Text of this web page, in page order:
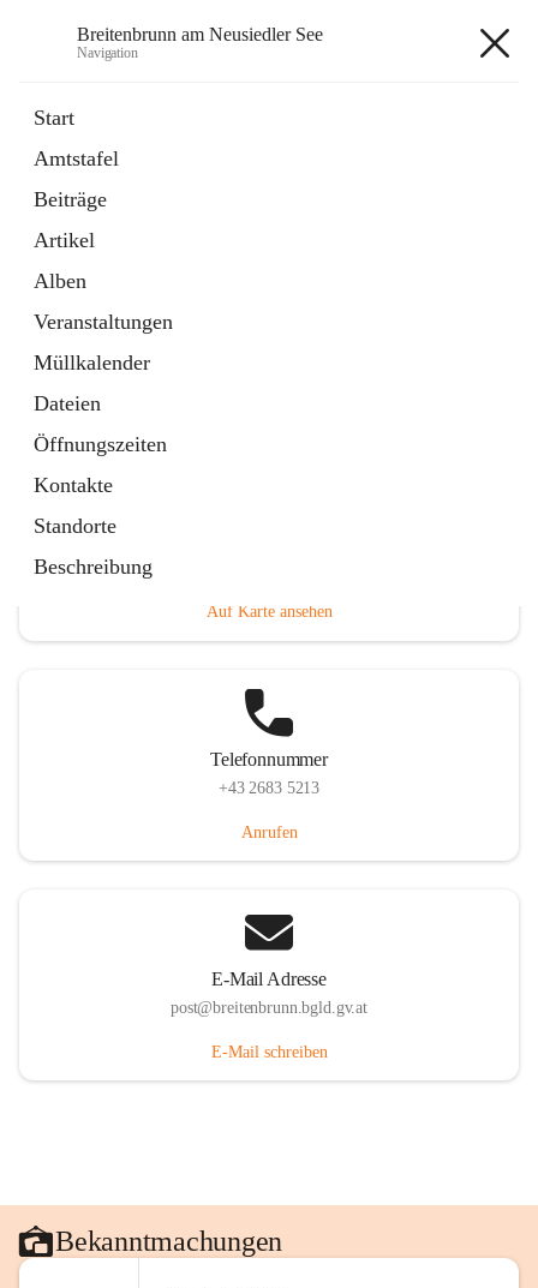
Breitenbrunn am Neusiedler See
Navigation
Start
Amtstafel
Beiträge
Artikel
Alben
Veranstaltungen
Müllkalender
Dateien
Öffnungszeiten
Kontakte
Standorte
Beschreibung
18 Schnellzugriffe
Gemeindeservice
Auf Karte ansehen
Telefonnummer
+43 2683 5213
Anrufen
E-Mail Adresse
post@breitenbrunn.bgld.gv.at
E-Mail schreiben
Bekanntmachungen